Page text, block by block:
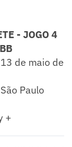
- JOGO 4
de maio de
Paulo
+